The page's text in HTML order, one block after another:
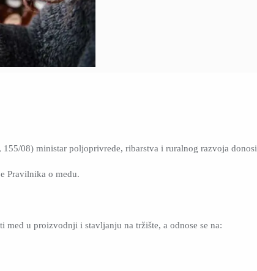
08) ministar poljoprivrede, ribarstva i ruralnog razvoja donosi
Pravilnika o medu.
u proizvodnji i stavljanju na tržište, a odnose se na: